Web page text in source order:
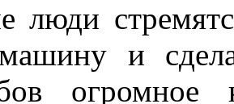
люди
и
огромное